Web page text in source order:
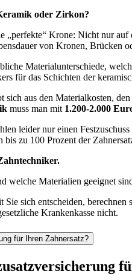
oder Zirkon?
Krone: Nicht nur auf
von Kronen, Brücken
Materialunterschiede,
für das Schichten der
sich aus den Materialkosten,
muss man mit 1.200-2.000
leider nur einen
zu 100 Prozent der
welche Materialien geeignet
sich entscheiden,
Krankenkasse nicht.
für Ihren Zahnersatz?